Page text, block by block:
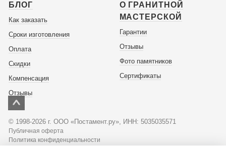
БЛОГ
Как заказать
Сроки изготовления
Оплата
Скидки
Компенсация
Отзывы
О ГРАНИТНОЙ
МАСТЕРСКОЙ
Гарантии
Отзывы
Фото памятников
Сертификаты
© 1998-2026 г. ООО «Постамент.ру», ИНН: 5035035571
Публичная оферта
Политика конфиденциальности